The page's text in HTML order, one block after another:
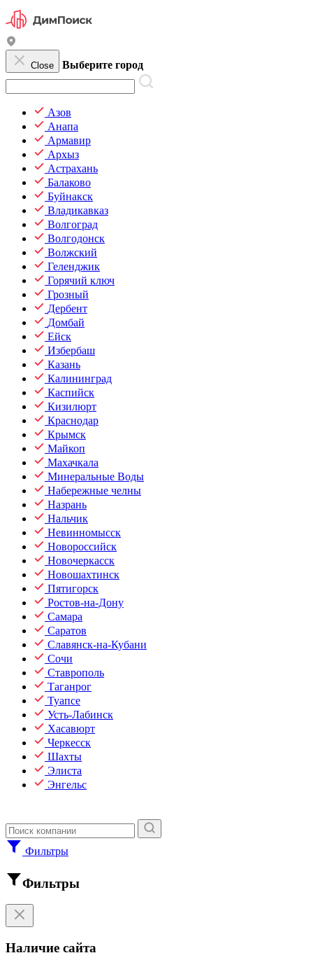
Close Выберите город
Азов
Анапа
Армавир
Архыз
Астрахань
Балаково
Буйнакск
Владикавказ
Волгоград
Волгодонск
Волжский
Геленджик
Горячий ключ
Грозный
Дербент
Домбай
Ейск
Избербаш
Казань
Калининград
Каспийск
Кизилюрт
Краснодар
Крымск
Майкоп
Махачкала
Минеральные Воды
Набережные челны
Назрань
Нальчик
Невинномысск
Новороссийск
Новочеркасск
Новошахтинск
Пятигорск
Ростов-на-Дону
Самара
Саратов
Славянск-на-Кубани
Сочи
Ставрополь
Таганрог
Туапсе
Усть-Лабинск
Хасавюрт
Черкесск
Шахты
Элиста
Энгельс
Фильтры
Фильтры
Наличие сайта